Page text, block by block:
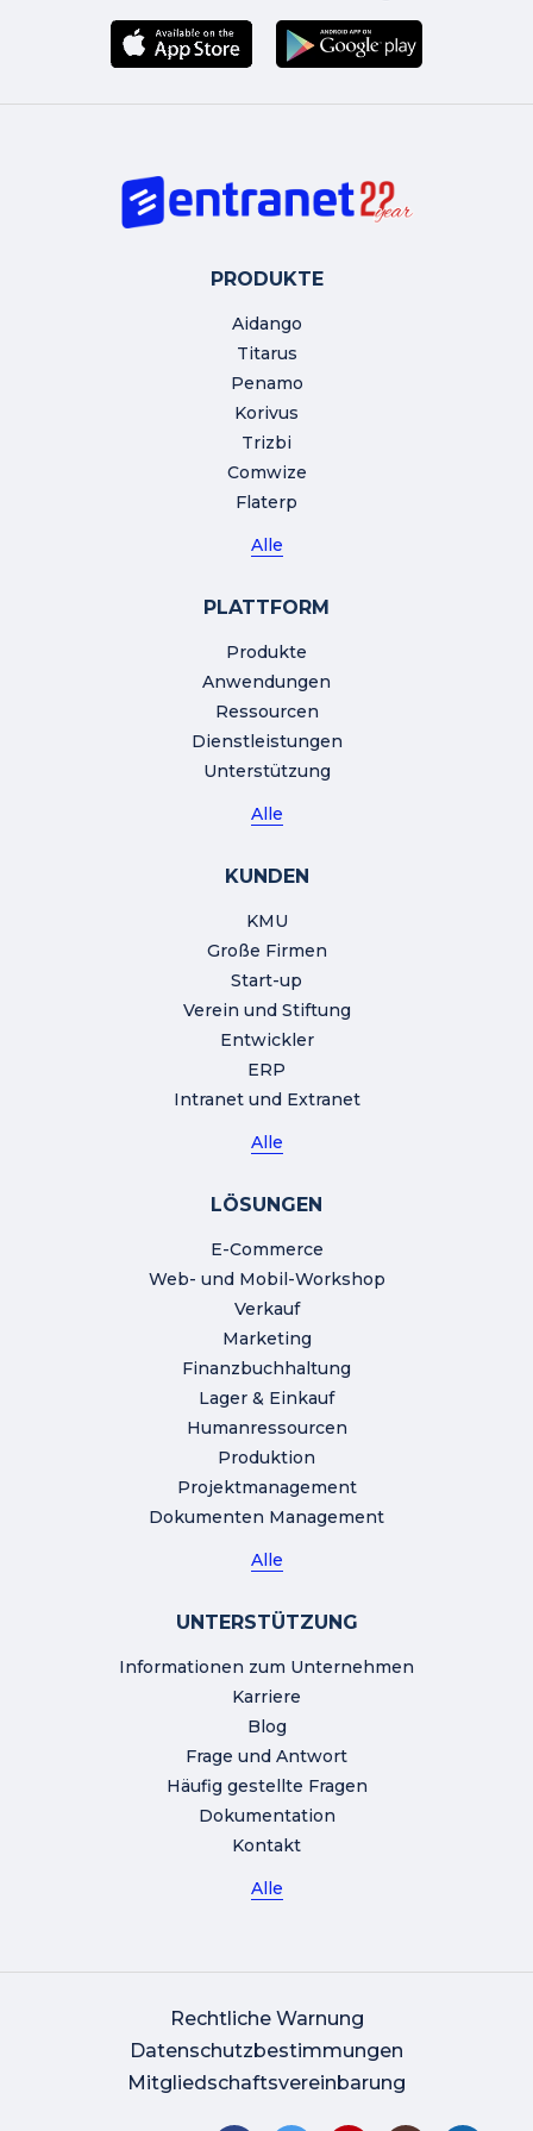
PRODUKTE
Aidango
Titarus
Penamo
Korivus
Trizbi
Comwize
Flaterp
Alle
PLATTFORM
Produkte
Anwendungen
Ressourcen
Dienstleistungen
Unterstützung
Alle
KUNDEN
KMU
Große Firmen
Start-up
Verein und Stiftung
Entwickler
ERP
Intranet und Extranet
Alle
LÖSUNGEN
E-Commerce
Web- und Mobil-Workshop
Verkauf
Marketing
Finanzbuchhaltung
Lager & Einkauf
Humanressourcen
Produktion
Projektmanagement
Dokumenten Management
Alle
UNTERSTÜTZUNG
Informationen zum Unternehmen
Karriere
Blog
Frage und Antwort
Häufig gestellte Fragen
Dokumentation
Kontakt
Alle
Rechtliche Warnung
Datenschutzbestimmungen
Mitgliedschaftsvereinbarung